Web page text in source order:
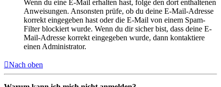
Wenn du eine E-Mail erhalten hast, folge den dort enthaltenen
Anweisungen. Ansonsten prüfe, ob du deine E-Mail-Adresse
korrekt eingegeben hast oder die E-Mail von einem Spam-
Filter blockiert wurde. Wenn du dir sicher bist, dass deine E-
Mail-Adresse korrekt eingegeben wurde, dann kontaktiere
einen Administrator.
Nach oben